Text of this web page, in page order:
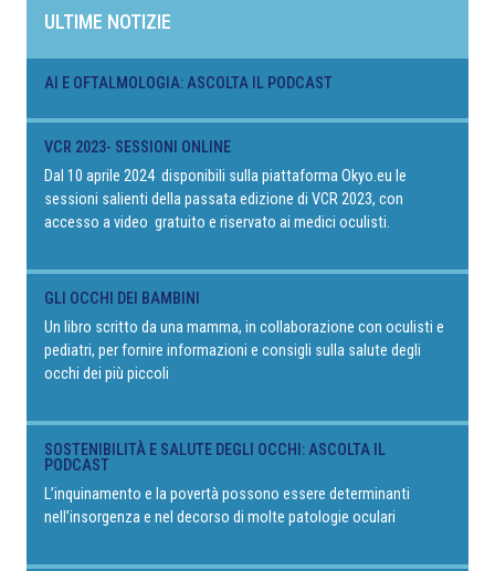
ULTIME NOTIZIE
AI E OFTALMOLOGIA: ASCOLTA IL PODCAST
VCR 2023- SESSIONI ONLINE
Dal 10 aprile 2024 disponibili sulla piattaforma Okyo.eu le
sessioni salienti della passata edizione di VCR 2023, con
accesso a video gratuito e riservato ai medici oculisti.
GLI OCCHI DEI BAMBINI
Un libro scritto da una mamma, in collaborazione con oculisti e
pediatri, per fornire informazioni e consigli sulla salute degli
occhi dei più piccoli
SOSTENIBILITÀ E SALUTE DEGLI OCCHI: ASCOLTA IL
PODCAST
L’inquinamento e la povertà possono essere determinanti
nell’insorgenza e nel decorso di molte patologie oculari